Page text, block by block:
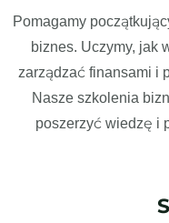
Pomagamy
biznes. Uczymy, jak
zarządzać finansami i
Nasze szkolenia
poszerzyć wiedzę i